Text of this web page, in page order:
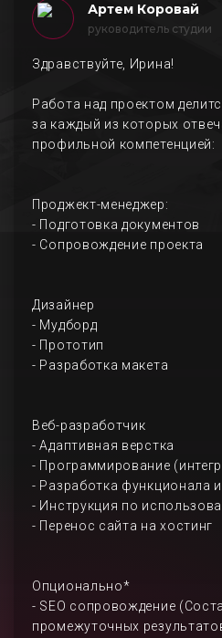
Артем Коровай
руководитель студии
Здравствуйте, Ирина!
Работа над проектом
за каждый из которых
профильной компетенцией:
Проджект-менеджер:
- Подготовка документов
- Сопровождение проекта
Дизайнер
- Мудборд
- Прототип
- Разработка макета
Веб-разработчик
- Адаптивная верстка
- Программирование
- Разработка функционала
- Инструкция по
- Перенос сайта на хостинг
Опционально*
- SEO сопровождение
промежуточных